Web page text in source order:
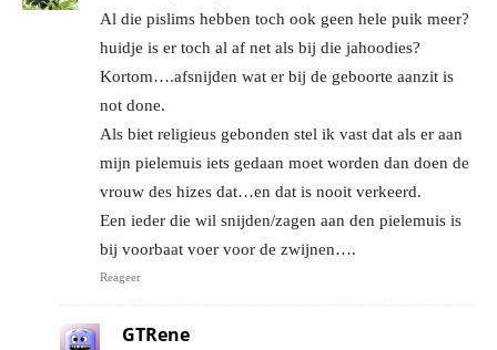
Al die pislims hebben toch ook geen hele puik meer?
huidje is er toch al af net als bij die jahoodies?
Kortom….afsnijden wat er bij de geboorte aanzit is
not done.
Als biet religieus gebonden stel ik vast dat als er aan
mijn pielemuis iets gedaan moet worden dan doen de
vrouw des hizes dat…en dat is nooit verkeerd.
Een ieder die wil snijden/zagen aan den pielemuis is
bij voorbaat voer voor de zwijnen….
Reageer
GTRene